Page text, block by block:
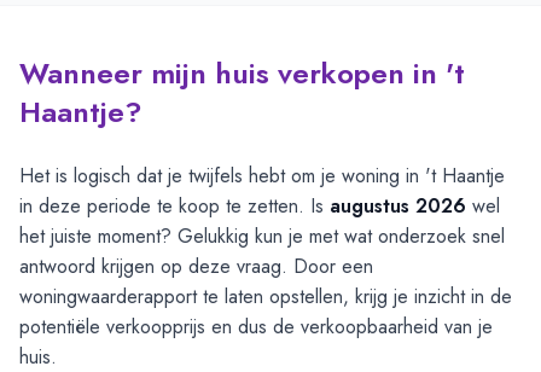
Wanneer mijn huis verkopen in 't
Haantje?
Het is logisch dat je twijfels hebt om je woning in 't Haantje
in deze periode te koop te zetten. Is augustus 2026 wel
het juiste moment? Gelukkig kun je met wat onderzoek snel
antwoord krijgen op deze vraag. Door een
woningwaarderapport te laten opstellen, krijg je inzicht in de
potentiële verkoopprijs en dus de verkoopbaarheid van je
huis.